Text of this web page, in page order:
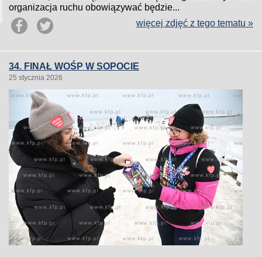
organizacja ruchu obowiązywać będzie...
więcej zdjęć z tego tematu »
34. FINAŁ WOŚP W SOPOCIE
25 stycznia 2026